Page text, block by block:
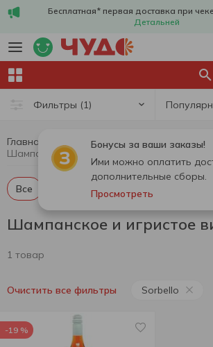
Бесплатная* первая доставка при
Детальней
Фильтры (1)
Бонусы за ваши заказы!
Ими можно оплатить
дополнительные сборы.
Просмотреть
Главная Алкоголь
Все Красное шампанское и игристое
Шампанское и игристое
1 товар
Очистить все фильтры Sorbello
-19 %